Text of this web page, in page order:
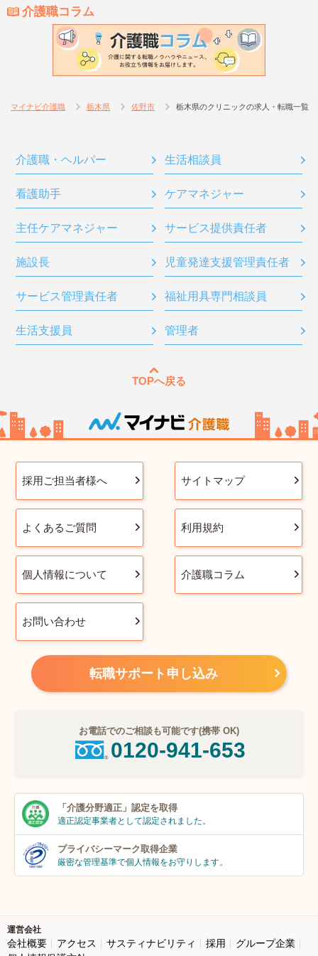
介護職コラム
マイナビ介護職 栃木県 佐野市 栃木県のクリニックの求人・転職一覧
介護職・ヘルパー 生活相談員
看護助手 ケアマネジャー
主任ケアマネジャー サービス提供責任者
施設長 児童発達支援管理責任者
サービス管理責任者 福祉用具専門相談員
生活支援員 管理者
TOPへ戻る
採用ご担当者様へ サイトマップ
よくあるご質問 利用規約
個人情報について 介護職コラム
お問い合わせ
転職サポート申し込み
お電話でのご相談も可能です(携帯 OK)
0120-941-653
「介護分野適正」 認定を取得
適正認定事業者として認定されました。
プライバシーマーク取得企業
厳密な管理基準で個人情報をお守りします。
運営会社
会社概要 アクセス サスティナビリティ 採用
グループ企業